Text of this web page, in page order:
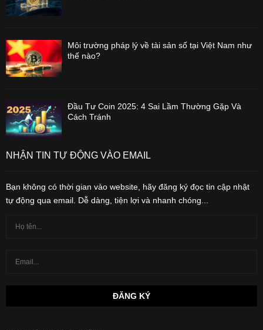
Môi trường pháp lý về tài sản số tại Việt Nam như
thế nào?
Đầu Tư Coin 2025: 4 Sai Lầm Thường Gặp Và
Cách Tránh
NHẬN TIN TỰ ĐỘNG VÀO EMAIL
Bạn không có thời gian vào website, hãy đăng ký đọc tin cập nhật
tự động qua email. Dễ dàng, tiện lợi và nhanh chóng...